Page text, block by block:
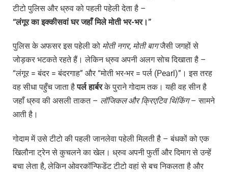
टीटो पुलिस और ध्रुव को पहली पहेली देता है –
“लंगूरकाइक्कीसवांघरजहाँमिलेमोतीभर-भर।”
पुलिस के अफसर इस पहेली को मोती नगर, मोतीबागजैसी जगहों से
जोड़कर भटकते रहते हैं। लेकिन ध्रुव अपनी अलग सोच दिखाता है –
“लंगूर = बंदर = बंदरगाह” और “मोती भर-भर = पर्ल (Pearl)”। इस तरह
वह सीधा पहुँच जाता हैपर्लहार्बरके पुराने गोदाम तक। यही वह सीन है
जहाँ ध्रुव की असली ताकत – लॉजिकलऔरक्रिएटिवथिंकिंग– सामने
आती है।
गोदाम में उसे टीटो की पहली जानलेवा पहेली मिलती है – बंधकों को एक
खिलौना ट्रेन से कुचलने का खेल। ध्रुव अपनी फुर्ती और दिमाग से उन्हें
बचा लेता है, लेकिन ओवरकॉन्फिडेंट टीटो वहां से बच निकलता है और